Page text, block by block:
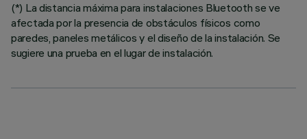
(*) La distancia máxima para instalaciones Bluetooth se ve
afectada por la presencia de obstáculos físicos como
paredes, paneles metálicos y el diseño de la instalación. Se
sugiere una prueba en el lugar de instalación.